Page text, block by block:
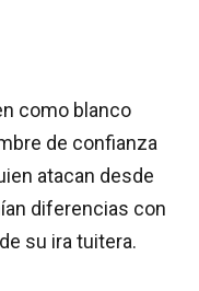
como blanco
de confianza
atacan desde
diferencias con
su ira tuitera.